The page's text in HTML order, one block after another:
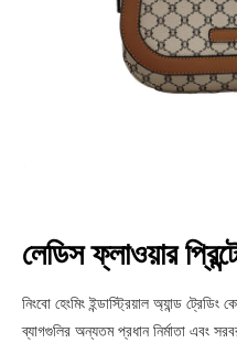
লেডিস ফ্লাওয়ার
নিংবো হেংমিং ইন্ডাস্ট্রিয়াল অ্যান্ড
ব্যাগগুলির অন্যতম প্রধান নির্মাতা এবং